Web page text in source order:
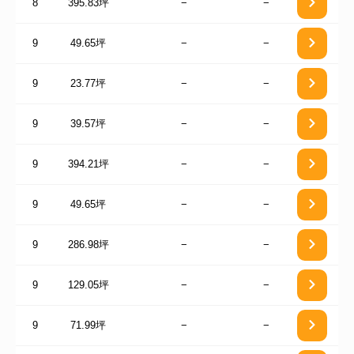
8 395.83坪 − −
9 49.65坪 − −
9 23.77坪 − −
9 39.57坪 − −
9 394.21坪 − −
9 49.65坪 − −
9 286.98坪 − −
9 129.05坪 − −
9 71.99坪 − −